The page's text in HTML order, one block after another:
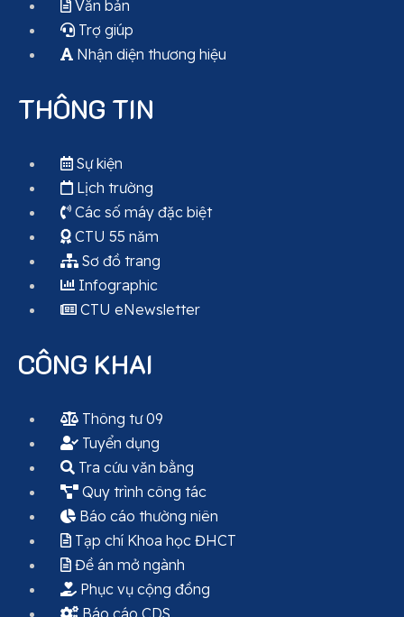
Văn bản
Trợ giúp
Nhận diện thương hiệu
THÔNG TIN
Sự kiện
Lịch trường
Các số máy đặc biệt
CTU 55 năm
Sơ đồ trang
Infographic
CTU eNewsletter
CÔNG KHAI
Thông tư 09
Tuyển dụng
Tra cứu văn bằng
Quy trình công tác
Báo cáo thường niên
Tạp chí Khoa học ĐHCT
Đề án mở ngành
Phục vụ cộng đồng
Báo cáo CDS